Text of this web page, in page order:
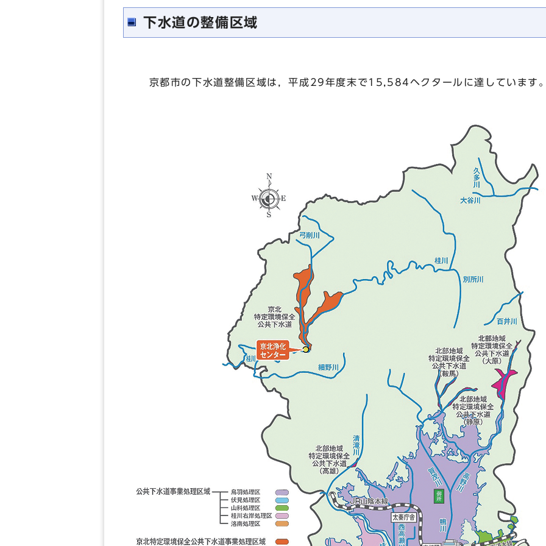
下水道の整備区域
京都市の下水道整備区域は，平成29年度末で15,584ヘクタールに達しています